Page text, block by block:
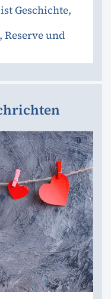
Geschichte,
Reserve und